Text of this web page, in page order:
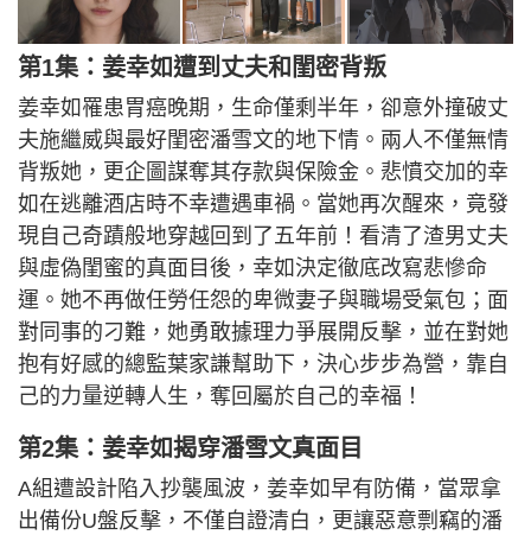
第1集：姜幸如遭到丈夫和閨密背叛
姜幸如罹患胃癌晚期，生命僅剩半年，卻意外撞破丈
夫施繼威與最好閨密潘雪文的地下情。兩人不僅無情
背叛她，更企圖謀奪其存款與保險金。悲憤交加的幸
如在逃離酒店時不幸遭遇車禍。當她再次醒來，竟發
現自己奇蹟般地穿越回到了五年前！看清了渣男丈夫
與虛偽閨蜜的真面目後，幸如決定徹底改寫悲慘命
運。她不再做任勞任怨的卑微妻子與職場受氣包；面
對同事的刁難，她勇敢據理力爭展開反擊，並在對她
抱有好感的總監葉家謙幫助下，決心步步為營，靠自
己的力量逆轉人生，奪回屬於自己的幸福！
第2集：姜幸如揭穿潘雪文真面目
A組遭設計陷入抄襲風波，姜幸如早有防備，當眾拿
出備份U盤反擊，不僅自證清白，更讓惡意剽竊的潘